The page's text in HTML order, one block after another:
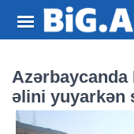
əlini yuyarkən